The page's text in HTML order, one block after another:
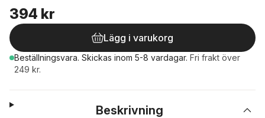
394 kr
Lägg i varukorg
Beställningsvara. Skickas inom 5-8 vardagar. Fri frakt över
249 kr.
Beskrivning